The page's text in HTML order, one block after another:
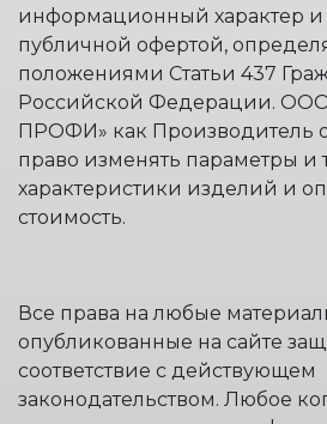
информационный характер и
публичной офертой,
положениями Статьи 437
Российской Федерации.
ПРОФИ» как Производитель
право изменять параметры и
характеристики изделий и
стоимость.
Все права на любые
опубликованные на сайте
соответствие с действующем
законодательством. Любое